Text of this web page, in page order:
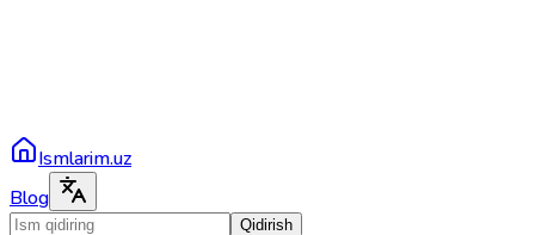
Ismlarim.uz
Blog
Qidirish